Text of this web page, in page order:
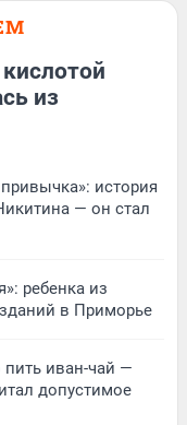
из
история
— он стал
ребенка из
в Приморье
пить иван-чай —
допустимое